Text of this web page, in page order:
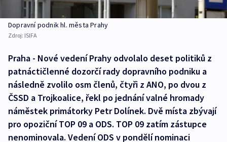
Dopravní podnik hl. města Prahy
Zdroj: ISIFA
Praha - Nové vedení Prahy odvolalo deset politiků z
patnáctičlenné dozorčí rady dopravního podniku a
následně zvolilo osm členů, čtyři z ANO, po dvou z
ČSSD a Trojkoalice, řekl po jednání valné hromady
náměstek primátorky Petr Dolínek. Dvě místa zbývají
pro opoziční TOP 09 a ODS. TOP 09 zatím zástupce
nenominovala. Vedení ODS v pondělí nominaci